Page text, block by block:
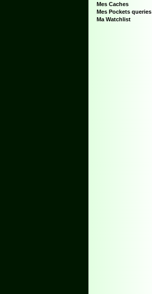
Mes Caches
Mes Pockets queries
Ma Watchlist